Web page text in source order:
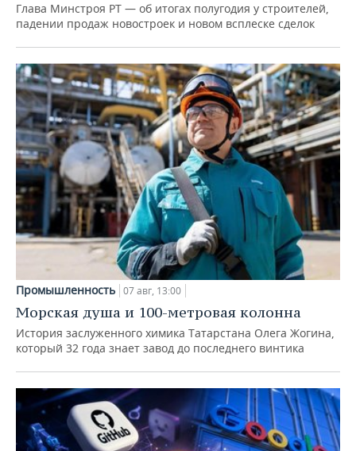
Глава Минстроя РТ — об итогах полугодия у строителей,
падении продаж новостроек и новом всплеске сделок
Промышленность 07 авг, 13:00
Морская душа и 100-метровая колонна
История заслуженного химика Татарстана Олега Жогина,
который 32 года знает завод до последнего винтика